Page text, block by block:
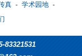
真 - 学术园地 -
83321531